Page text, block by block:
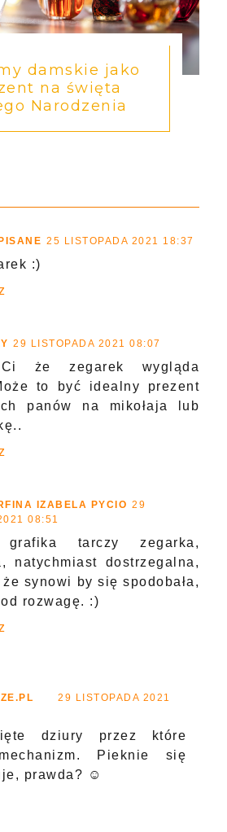
damskie jako
na święta
Narodzenia
25 LISTOPADA 2021 18:37
:)
29 LISTOPADA 2021 08:07
Ci że zegarek wygląda
to być idealny prezent
panów na mikołaja lub
IZABELA PYCIO 29
08:51
grafika tarczy zegarka,
natychmiast dostrzegalna,
synowi by się spodobała,
rozwagę. :)
29 LISTOPADA 2021
dziury przez które
Pieknie się
prawda? ☺️